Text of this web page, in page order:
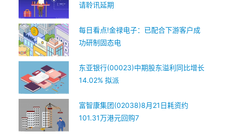
请聆讯延期
每日看点!金禄电子：已配合下游客户成
功研制固态电
东亚银行(00023)中期股东溢利同比增长
14.02% 拟派
富智康集团(02038)8月21日耗资约
101.31万港元回购7